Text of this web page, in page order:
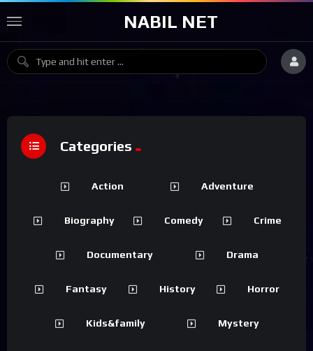
NABIL NET
Categories
Action Adventure
Biography Comedy Crime
Documentary Drama
Fantasy History Horror
Kids&family Mystery